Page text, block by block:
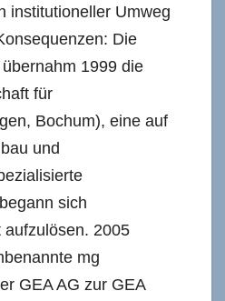
institutioneller Umweg
Die
1999 die
für
Bochum), eine auf
und
sich
2005
mg
GEA AG zur GEA